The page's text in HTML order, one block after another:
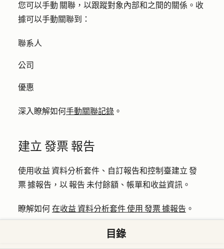
您可以手動 關聯，以跟蹤對象內部和之間的關係。收
據可以手動關聯到：
聯系人
公司
優惠
深入瞭解如何手動關聯記錄 。
建立 發票 報告
使用收益 資料分析套件、自訂報告和控制臺建立 發
票 據報告，以 報告 未付餘額、帳單和收益資訊。
瞭解如何 在收益 資料分析套件 使用 發票 據報告 。
目錄